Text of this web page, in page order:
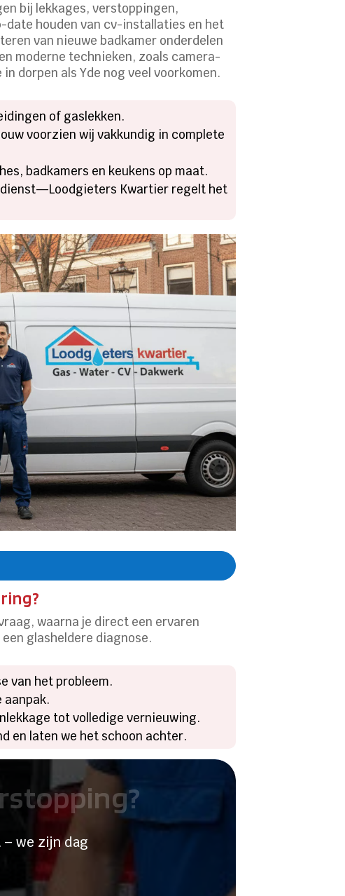
bij lekkages, verstoppingen,
houden van cv-installaties en het
van nieuwe badkamer onderdelen
moderne technieken, zoals camera-
dorpen als Yde nog veel voorkomen.
of gaslekken.
voorzien wij vakkundig in complete
badkamers en keukens op maat.
Kwartier regelt het
waarna je direct een ervaren
glasheldere diagnose.
van het probleem.
aanpak.
tot volledige vernieuwing.
en laten we het schoon achter.
we zijn dag